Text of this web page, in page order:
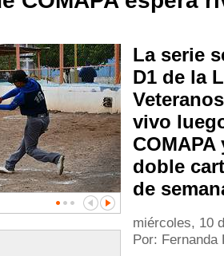
La serie
D1 de la
vivo
doble
de
miércoles, 10
Por: Fernanda